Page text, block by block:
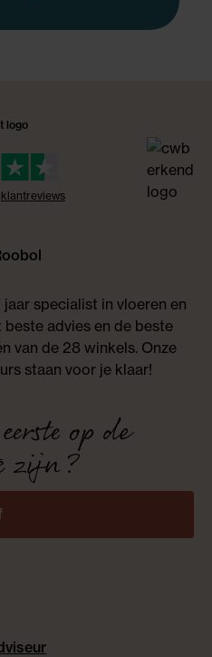
specialist in vloeren en
advies en de beste
van de 28 winkels. Onze
staan voor je klaar!
op de
zijn?
klantreviews